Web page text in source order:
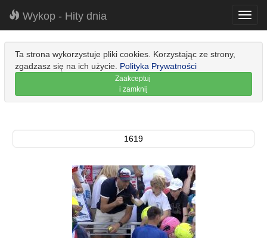
Wykop - Hity dnia
Ta strona wykorzystuje pliki cookies. Korzystając ze strony,
zgadzasz się na ich użycie. Polityka Prywatności
Zaakceptuj
i zamknij
1619